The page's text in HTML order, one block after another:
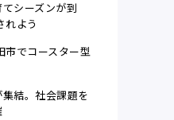
シーズンが到
れよう
市でコースター型
結。社会課題を